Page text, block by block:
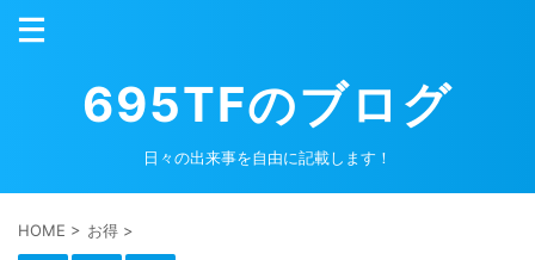
695TFのブログ
日々の出来事を自由に記載します！
HOME > お得 >